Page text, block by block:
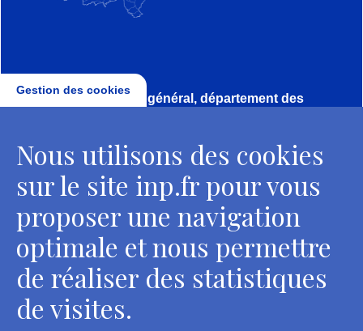
Direction, secrétariat général, département des
2 rue Vivienne - 75002 Paris
Tél. : + 33 1 44 41 16 41
Contacts
Département des restaurateurs
124 rue Henri Barbusse - 93300 Aubervilliers
Gestion des cookies
Nous utilisons des cookies
sur le site inp.fr pour vous
proposer une navigation
optimale et nous permettre
de réaliser des statistiques
de visites.